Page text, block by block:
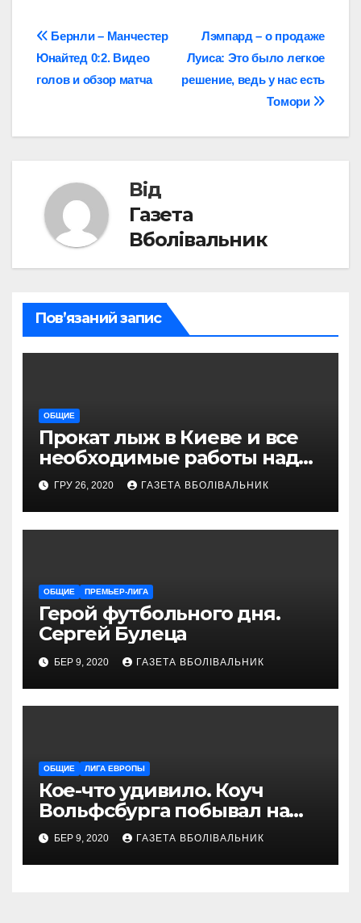
Навігація
записів
Лэмпард – о продаже
Луиса: Это было легкое
решение, ведь у нас есть
Томори
Бернли – Манчестер
Юнайтед 0:2. Видео
голов и обзор матча
Від
Газета
Вболівальник
Пов’язаний запис
ОБЩИЕ
Прокат лыж в Киеве и все
необходимые работы над
снаряжением, которое
проводит магазин
«VELOPARK»
ГРУ 26, 2020 ГАЗЕТА ВБОЛІВАЛЬНИК
ОБЩИЕ ПРЕМЬЕР-ЛИГА
Герой футбольного дня.
Сергей Булеца
БЕР 9, 2020 ГАЗЕТА ВБОЛІВАЛЬНИК
ОБЩИЕ ЛИГА ЕВРОПЫ
Кое-что удивило. Коуч
Вольфсбурга побывал на
матче Шахтера с Колосом
БЕР 9, 2020 ГАЗЕТА ВБОЛІВАЛЬНИК